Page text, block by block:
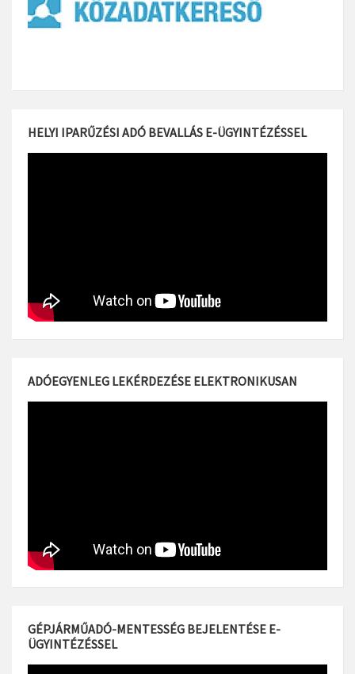
HELYI IPARŰZÉSI ADÓ BEVALLÁS E-ÜGYINTÉZÉSSEL
ADÓEGYENLEG LEKÉRDEZÉSE ELEKTRONIKUSAN
GÉPJÁRMŰADÓ-MENTESSÉG BEJELENTÉSE E-
ÜGYINTÉZÉSSEL